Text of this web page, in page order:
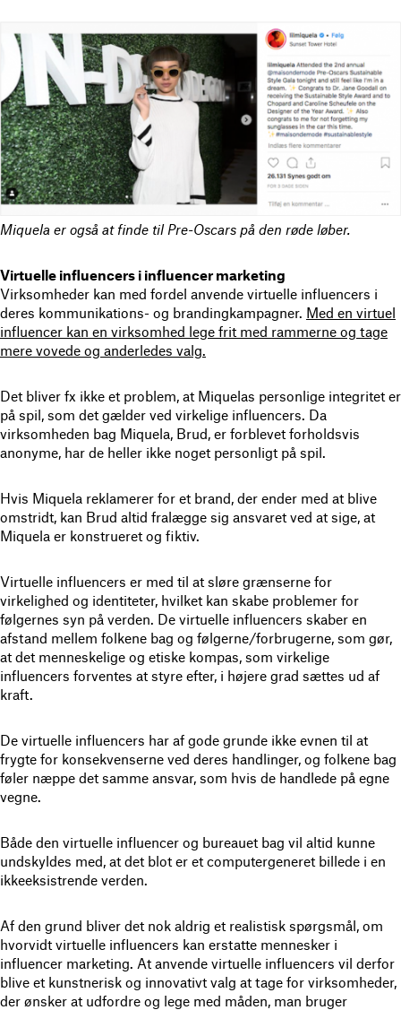
Miquela er også at finde til Pre-Oscars på den røde løber.
Virtuelle influencers i influencer marketing
Virksomheder kan med fordel anvende virtuelle influencers i
deres kommunikations- og brandingkampagner. Med en virtuel
influencer kan en virksomhed lege frit med rammerne og tage
mere vovede og anderledes valg.
Det bliver fx ikke et problem, at Miquelas personlige integritet er
på spil, som det gælder ved virkelige influencers. Da
virksomheden bag Miquela, Brud, er forblevet forholdsvis
anonyme, har de heller ikke noget personligt på spil.
Hvis Miquela reklamerer for et brand, der ender med at blive
omstridt, kan Brud altid fralægge sig ansvaret ved at sige, at
Miquela er konstrueret og fiktiv.
Virtuelle influencers er med til at sløre grænserne for
virkelighed og identiteter, hvilket kan skabe problemer for
følgernes syn på verden. De virtuelle influencers skaber en
afstand mellem folkene bag og følgerne/forbrugerne, som gør,
at det menneskelige og etiske kompas, som virkelige
influencers forventes at styre efter, i højere grad sættes ud af
kraft.
De virtuelle influencers har af gode grunde ikke evnen til at
frygte for konsekvenserne ved deres handlinger, og folkene bag
føler næppe det samme ansvar, som hvis de handlede på egne
vegne.
Både den virtuelle influencer og bureauet bag vil altid kunne
undskyldes med, at det blot er et computergeneret billede i en
ikkeeksistrende verden.
Af den grund bliver det nok aldrig et realistisk spørgsmål, om
hvorvidt virtuelle influencers kan erstatte mennesker i
influencer marketing. At anvende virtuelle influencers vil derfor
blive et kunstnerisk og innovativt valg at tage for virksomheder,
der ønsker at udfordre og lege med måden, man bruger